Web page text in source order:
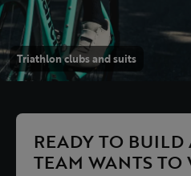
Triathlon clubs and suits
READY TO BUILD
TEAM WANTS